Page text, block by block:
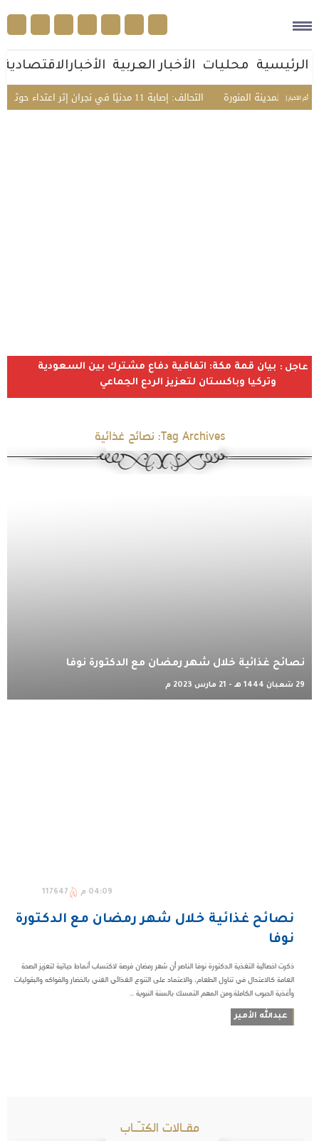
الرئيسية محليات الأخبار العربية الأخبارالاقتصادية
أخر الأخبار | التحالف: إصابة 11 مدنيًا في نجران إثر اعتداء حوثي استهدف الأعيان المدنية المدينة المنورة
عاجل : بيان قمة مكة: اتفاقية دفاع مشترك بين السعودية
وتركيا وباكستان لتعزيز الردع الجماعي
Tag Archives: نصائح غذائية
نصائح غذائية خلال شهر رمضان مع الدكتورة نوفا
29 شعبان 1444 هـ - 21 مارس 2023 م
04:09 م 117647
نصائح غذائية خلال شهر رمضان مع الدكتورة
نوفا
ذكرت اخصائية التغذية الدكتورة نوفا الناصر أن شهر رمضان فرصة لاكتساب أنماط حياتية لتعزيز الصحة
العامة كالاعتدال في تناول الطعام، والاعتماد على التنوع الغذائي الغني بالخضار والفواكه والبقوليات
وأغذية الحبوب الكاملة.ومن المهم التمسك بالسنة النبوية ...
عبدالله الأمير
مقـالات الكتـّـاب